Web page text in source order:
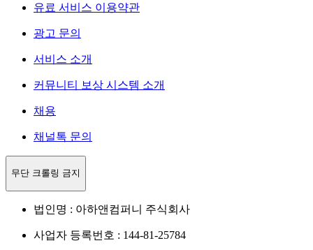
유료 서비스 이용약관
광고 문의
서비스 소개
커뮤니티 보상 시스템 소개
채용
채널톡 문의
무단 크롤링 금지
법인명 : 아하앤컴퍼니 주식회사
사업자 등록번호 : 144-81-25784